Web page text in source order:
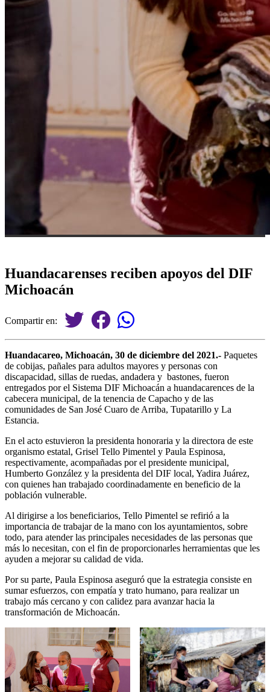
Huandacarenses reciben apoyos del DIF
Michoacán
Compartir en:
Huandacareo, Michoacán, 30 de diciembre del 2021.- Paquetes
de cobijas, pañales para adultos mayores y personas con
discapacidad, sillas de ruedas, andadera y bastones, fueron
entregados por el Sistema DIF Michoacán a huandacarences de la
cabecera municipal, de la tenencia de Capacho y de las
comunidades de San José Cuaro de Arriba, Tupatarillo y La
Estancia.
En el acto estuvieron la presidenta honoraria y la directora de este
organismo estatal, Grisel Tello Pimentel y Paula Espinosa,
respectivamente, acompañadas por el presidente municipal,
Humberto González y la presidenta del DIF local, Yadira Juárez,
con quienes han trabajado coordinadamente en beneficio de la
población vulnerable.
Al dirigirse a los beneficiarios, Tello Pimentel se refirió a la
importancia de trabajar de la mano con los ayuntamientos, sobre
todo, para atender las principales necesidades de las personas que
más lo necesitan, con el fin de proporcionarles herramientas que les
ayuden a mejorar su calidad de vida.
Por su parte, Paula Espinosa aseguró que la estrategia consiste en
sumar esfuerzos, con empatía y trato humano, para realizar un
trabajo más cercano y con calidez para avanzar hacia la
transformación de Michoacán.